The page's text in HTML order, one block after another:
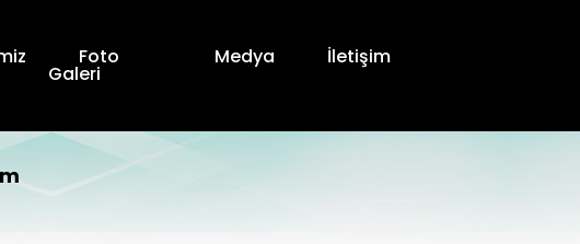
Foto
Galeri
Medya İletişim